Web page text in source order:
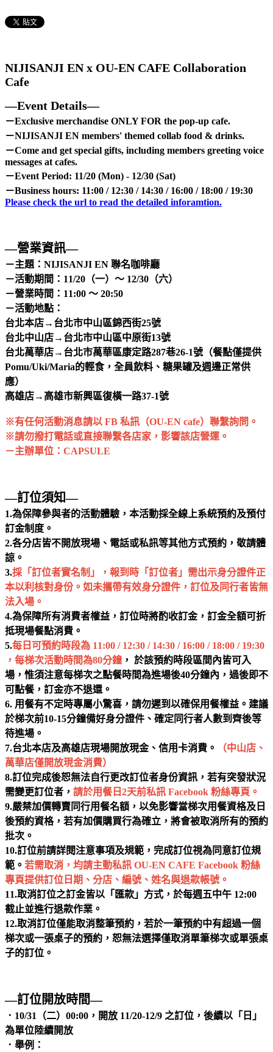
NIJISANJI EN x OU-EN CAFE Collaboration
Cafe
—Event Details—
－Exclusive merchandise ONLY FOR the pop-up cafe.
－NIJISANJI EN members' themed collab food & drinks.
－Come and get special gifts, including members greeting voice
messages at cafes.
－Event Period: 11/20 (Mon) - 12/30 (Sat)
－Business hours: 11:00 / 12:30 / 14:30 / 16:00 / 18:00 / 19:30
Please check the url to read the detailed inforamtion.
—營業資訊—
－主題：NIJISANJI EN 聯名咖啡廳
－活動期間：11/20（一）～ 12/30（六）
－營業時間：11:00 ～ 20:50
－活動地點：
台北本店→台北市中山區錦西街25號
台北中山店→台北市中山區中原街13號
台北萬華店→台北市萬華區康定路287巷26-1號（餐點僅提供
Pomu/Uki/Maria的輕食，全員飲料、糖果罐及週邊正常供
應）
高雄店→高雄市新興區復橫一路37-1號
※有任何活動消息請以 FB 私訊（OU-EN cafe） 聯繫詢問。
※請勿撥打電話或直接聯繫各店家，影響該店營運。
－主辦單位：CAPSULE
—訂位須知—
1.為保障參與者的活動體驗，本活動採全線上系統預約及預付
訂金制度。
2.各分店皆不開放現場、電話或私訊等其他方式預約，敬請體
諒。
3.採「訂位者實名制」，報到時「訂位者」需出示身分證件正
本以利核對身份。如未攜帶有效身分證件，訂位及同行者皆無
法入場。
4.為保障所有消費者權益，訂位時將酌收訂金，訂金全額可折
抵現場餐點消費。
5.每日可預約時段為 11:00 / 12:30 / 14:30 / 16:00 / 18:00 / 19:30
，每梯次活動時間為80分鐘， 於該預約時段區間內皆可入
場，惟須注意每梯次之點餐時間為進場後40分鐘內，過後即不
可點餐，訂金亦不退還。
6. 用餐有不定時專屬小驚喜，請勿遲到以確保用餐權益。建議
於梯次前10-15分鐘備好身分證件、確定同行者人數到齊後等
待進場。
7.台北本店及高雄店現場開放現金、信用卡消費。
（中山店、
萬華店僅開放現金消費）
8.訂位完成後恕無法自行更改訂位者身份資訊，若有突發狀況
需變更訂位者， 請於用餐日2天前私訊 Facebook 粉絲專頁。
9.嚴禁加價轉賣同行用餐名額，以免影響當梯次用餐資格及日
後預約資格，若有加價購買行為確立，將會被取消所有的預約
批次。
10.訂位前請詳閱注意事項及規範，完成訂位視為同意訂位規
範。 若需取消，均請主動私訊 OU-EN CAFE Facebook 粉絲
專頁提供訂位日期、分店、編號、姓名與退款帳號。
11.取消訂位之訂金皆以「匯款」方式，於每週五中午 12:00
截止並進行退款作業。
12.取消訂位僅能取消整筆預約，若於一筆預約中有超過一個
梯次或一張桌子的預約，恕無法選擇僅取消單筆梯次或單張桌
子的訂位。
—訂位開放時間—
．10/31（二）00:00，開放 11/20-12/9 之訂位，後續以「日」
為單位陸續開放
．舉例：